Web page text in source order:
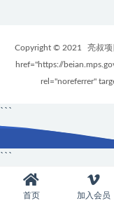
Copyright © 2021 亮叔项
href="https://
rel="noreferrer"
首页 加入会员
```
```